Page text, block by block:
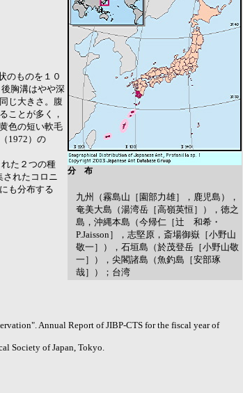
のものを１０
胸溝はやや深
じ大きさ。腹
ことが多く，
色の短い軟毛
1972）の
た２つの種
されたコロニ
も分布する
分 布
九州（霧島山［園部力雄］，鹿児島），
奄美大島（湯湾岳［高嶺英恒］），徳之
島，沖縄本島（今帰仁［辻 和希・
P.Jaisson］，志堅原，斎場御嶽［小野山
敬一］），石垣島（於茂登岳［小野山敬
一］），尖閣諸島（魚釣島［安部琢
哉］）；台湾
Annual Report of JIBP-CTS for the fiscal year of
Society of Japan, Tokyo.